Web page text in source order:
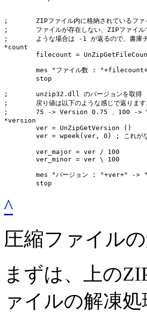
;	ZIPファイル内に格納されているファイル数を取得
;	ファイルが存在しない、ZIPファイルでない、書庫が壊れている、
;	ような場合は -1 が返るので、書庫チェック的なこととして利用可。
*count
;	unzip32.dll のバージョンを取得
;	戻り値は以下のような感じで返ります。
;	75 -> Version 0.75 、100 -> Version 1.00 、540 -> Version 5.4
*version
	stop
^
圧縮ファイル
まずは、上の
ァイルの解凍